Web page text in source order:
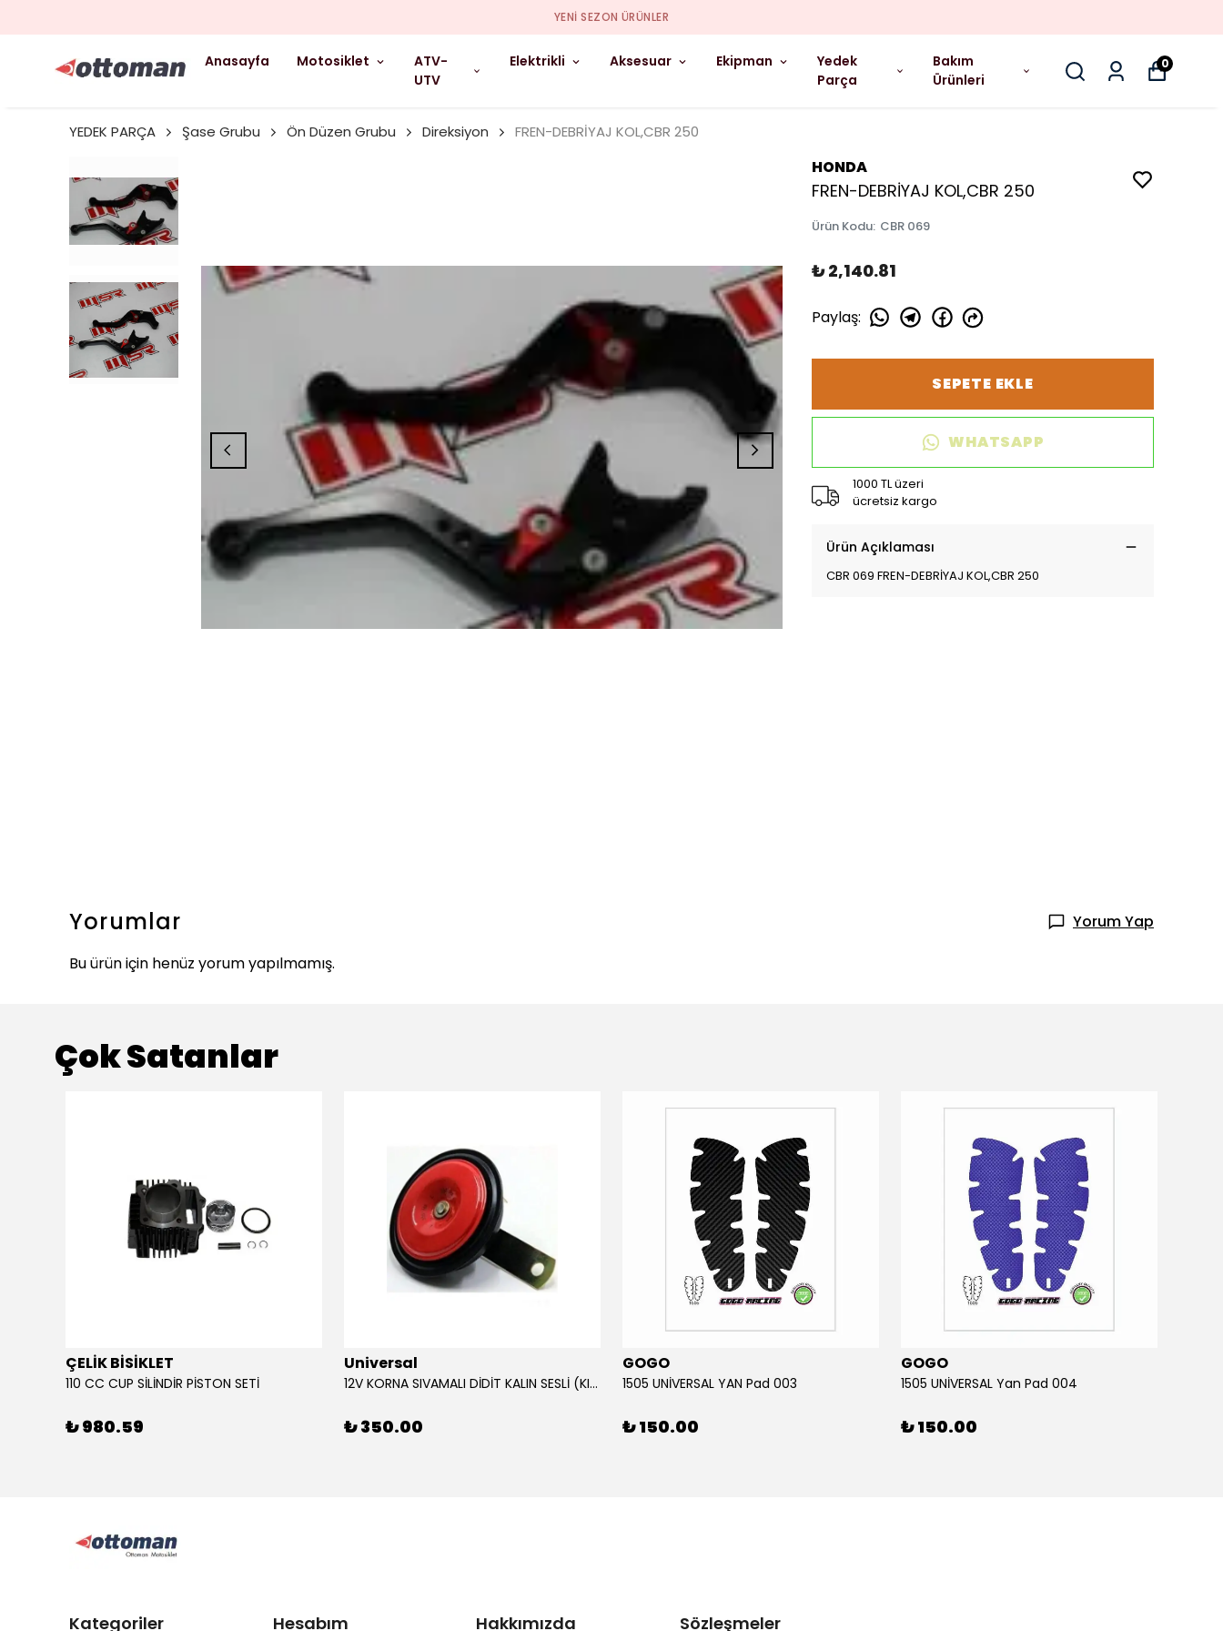
YENI SEZON ÜRÜNLER
Anasayfa Motosiklet
ATV-
UTV
Elektrikli Aksesuar Ekipman
Yedek
Parça
Bakım
Ürünleri
0
YEDEK PARÇA Şase Grubu Ön Düzen Grubu Direksiyon FREN-DEBRİYAJ KOL,CBR 250
HONDA
FREN-DEBRİYAJ KOL,CBR 250
Ürün Kodu: CBR 069
₺ 2,140.81
Paylaş:
SEPETE EKLE
WHATSAPP
1000 TL üzeri
ücretsiz kargo
Ürün Açıklaması
CBR 069 FREN-DEBRİYAJ KOL,CBR 250
Yorumlar
Yorum Yap
Bu ürün için henüz yorum yapılmamış.
Çok Satanlar
ÇELİK BİSİKLET
110 CC CUP SİLİNDİR PİSTON SETİ
₺ 980.59
Universal
12V KORNA SIVAMALI DİDİT KALIN SESLİ (KIRMIZI)
₺ 350.00
GOGO
1505 UNİVERSAL YAN Pad 003
₺ 150.00
GOGO
1505 UNİVERSAL Yan Pad 004
₺ 150.00
Kategoriler Hesabım Hakkımızda Sözleşmeler